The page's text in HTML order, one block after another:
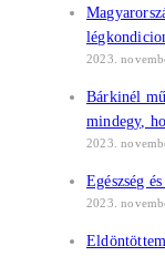
2023.
Bárkinél
mindegy,
2023.
Egészség
2023.